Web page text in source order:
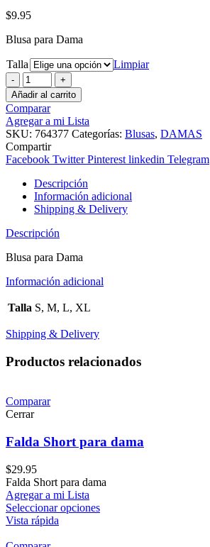
$9.95
Blusa para Dama
Talla
Limpiar
Blusa
para
Dama
cantidad
Añadir al carrito
Comparar
Agregar a mi Lista
SKU: 764377 Categorías: Blusas, DAMAS
Compartir
Facebook Twitter Pinterest linkedin Telegram
Descripción
Información adicional
Shipping & Delivery
Descripción
Blusa para Dama
Información adicional
Talla S, M, L, XL
Shipping & Delivery
Productos relacionados
Comparar
Cerrar
Falda Short para dama
$29.95
Falda Short para dama
Agregar a mi Lista
Seleccionar opciones
Vista rápida